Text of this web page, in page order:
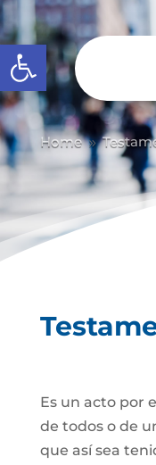
Abrir barra de
Home 9
Es un acto por
de todos o de
que así sea